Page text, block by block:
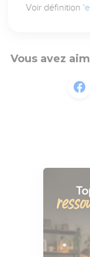
Voir définition
Vous avez